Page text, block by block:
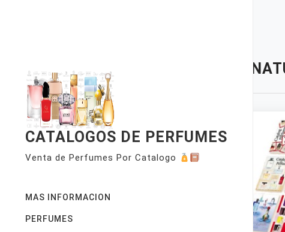
CATALOGOS DE PERFUMES
Venta de Perfumes Por Catalogo
MAS INFORMACION
PERFUMES